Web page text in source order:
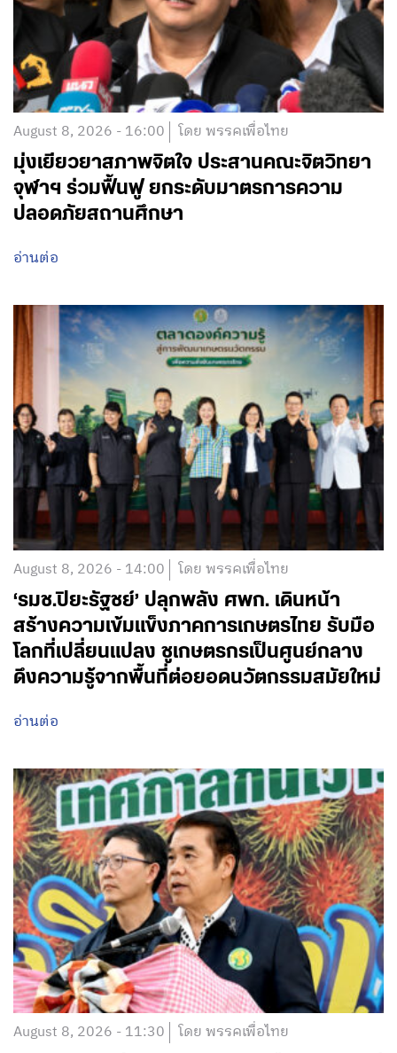
August 8, 2026 - 16:00 โดย พรรคเพื่อไทย
มุ่งเยียวยาสภาพจิตใจ ประสานคณะจิตวิทยา
จุฬาฯ ร่วมฟื้นฟู ยกระดับมาตรการความ
ปลอดภัยสถานศึกษา
อ่านต่อ
August 8, 2026 - 14:00 โดย พรรคเพื่อไทย
‘รมช.ปิยะรัฐชย์’ ปลุกพลัง ศพก. เดินหน้า
สร้างความเข้มแข็งภาคการเกษตรไทย รับมือ
โลกที่เปลี่ยนแปลง ชูเกษตรกรเป็นศูนย์กลาง
ดึงความรู้จากพื้นที่ต่อยอดนวัตกรรมสมัยใหม่
อ่านต่อ
August 8, 2026 - 11:30 โดย พรรคเพื่อไทย